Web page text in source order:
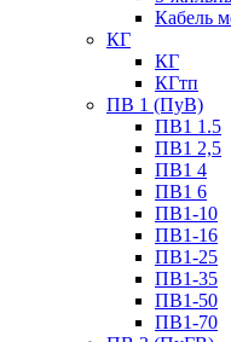
Кабель
КГ
КГ
КГтп
ПВ 1 (ПуВ)
ПВ1 1.5
ПВ1 2,5
ПВ1 4
ПВ1 6
ПВ1-10
ПВ1-16
ПВ1-25
ПВ1-35
ПВ1-50
ПВ1-70